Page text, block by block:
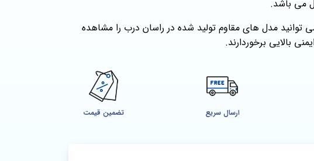
می باشد.
توانید مدل های مقاوم تولید شده در راسان درب را مشاهده
بالایی برخوردارند.
ارسال سریع تضمین قیمت